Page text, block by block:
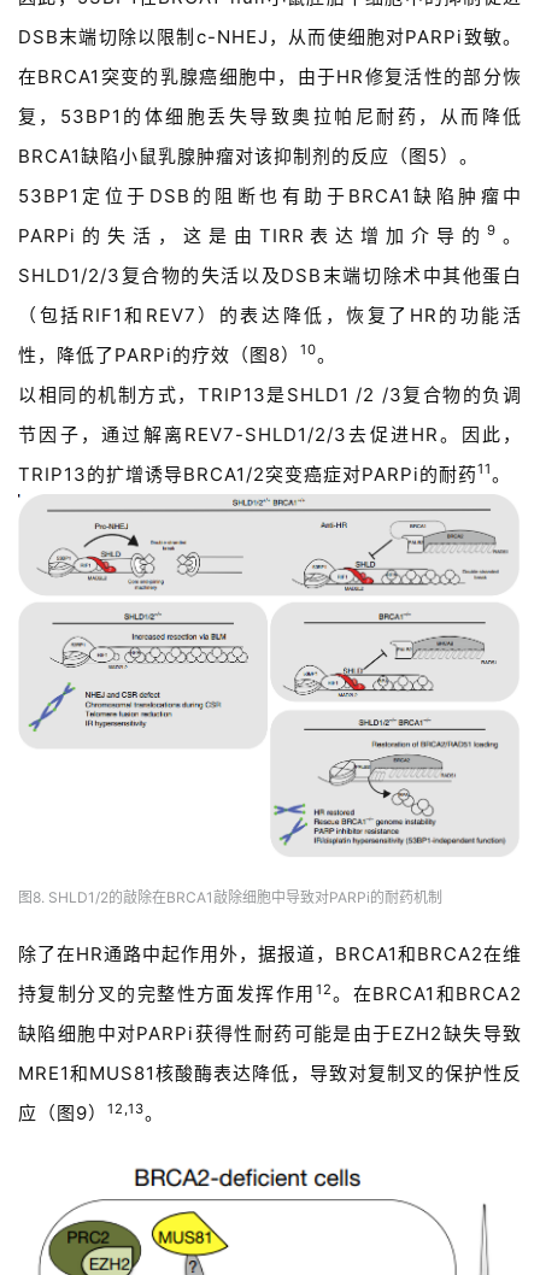
台
时
代
苑
A
E
n
g
l
i
s
联
登录 注册
DSB末端切除以限制c-NHEJ，从而使细胞对PARPi致敏。
在BRCA1突变的乳腺癌细胞中，由于HR修复活性的部分恢
复，53BP1的体细胞丢失导致奥拉帕尼耐药，从而降低
BRCA1缺陷小鼠乳腺肿瘤对该抑制剂的反应（图5）。
53BP1定位于DSB的阻断也有助于BRCA1缺陷肿瘤中
PARPi的失活，这是由TIRR表达增加介导的9 。
SHLD1/2/3复合物的失活以及DSB末端切除术中其他蛋白
（包括RIF1和REV7）的表达降低，恢复了HR的功能活
性，降低了PARPi的疗效（图8）
10。
以相同的机制方式，TRIP13是SHLD1 /2 /3复合物的负调
节因子，通过解离REV7-SHLD1/2/3去促进HR。因此，
TRIP13的扩增诱导BRCA1/2突变癌症对PARPi的耐药11。
图8. SHLD1/2的敲除在BRCA1敲除细胞中导致对PARPi的耐药机制
除了在HR通路中起作用外，据报道，BRCA1和BRCA2在维
持复制分叉的完整性方面发挥作用 12。在BRCA1和BRCA2
缺陷细胞中对PARPi获得性耐药可能是由于EZH2缺失导致
MRE1和MUS81核酸酶表达降低，导致对复制叉的保护性反
应（图9）
12,13。